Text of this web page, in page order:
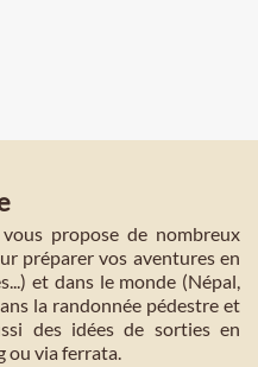
propose de nombreux
préparer vos aventures en
et dans le monde (Népal,
la randonnée pédestre et
des idées de sorties en
ou via ferrata.